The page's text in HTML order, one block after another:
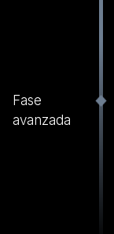
Fase
avanzada